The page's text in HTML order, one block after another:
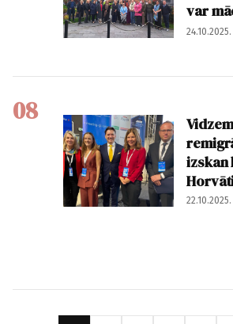
var
24.10.2025.
08
izskan
22.10.2025.